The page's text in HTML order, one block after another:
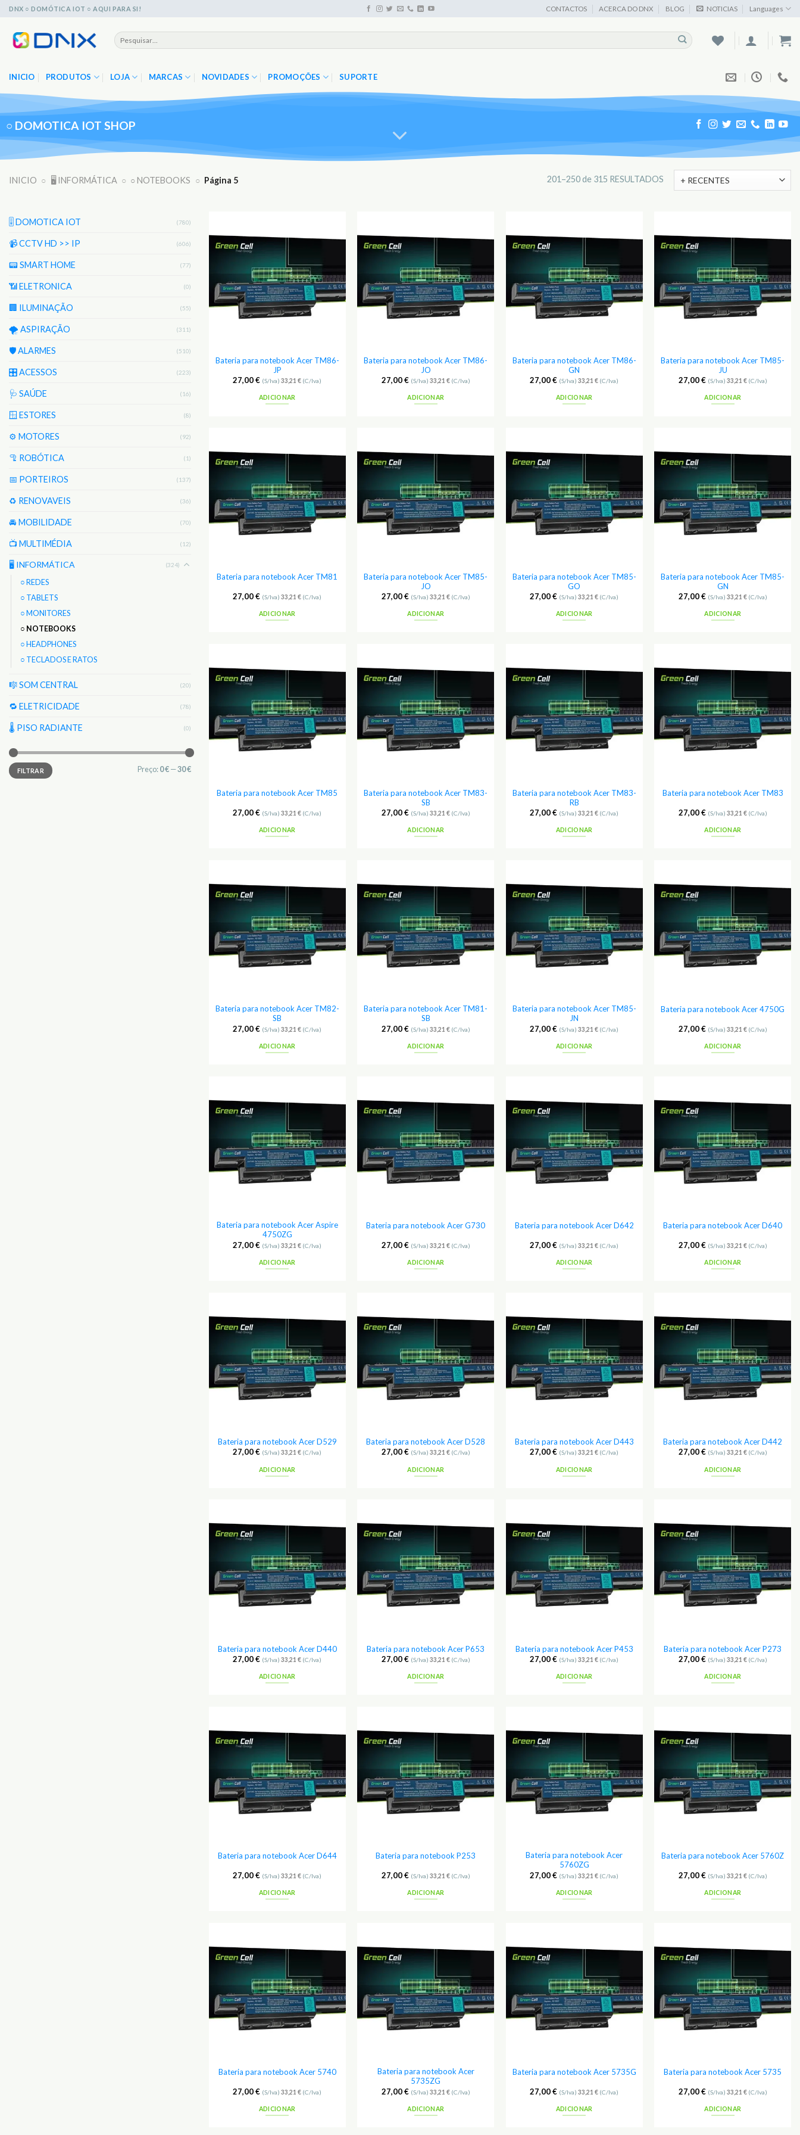
Skip
content
DNX ○ DOMÓTICA IOT ○ AQUI PARA SI! CONTACTOS ACERCA DO DNX BLOG NOTICIAS Languages
Pesquisar
por:
INICIO PRODUTOS LOJA MARCAS NOVIDADES PROMOÇÕES SUPORTE
○ DOMOTICA IOT SHOP
INICIO ○ 🖥️ INFORMÁTICA ○ ○ NOTEBOOKS ○ Página 5 201–250 de 315 RESULTADOS
🎚️ DOMOTICA IOT (780)
📹 CCTV HD >> IP (606)
📟 SMART HOME (77)
📶 ELETRONICA (0)
🏢 ILUMINAÇÃO (55)
🌪️ ASPIRAÇÃO (311)
🛡️ ALARMES (510)
🎛️ ACESSOS (223)
🩺 SAÚDE (16)
🪟 ESTORES (8)
⚙️ MOTORES (92)
🦿 ROBÓTICA (1)
📅 PORTEIROS (137)
♻️ RENOVAVEIS (36)
🚘 MOBILIDADE (70)
📺 MULTIMÉDIA (12)
🖥️ INFORMÁTICA (324)
○ REDES
○ TABLETS
○ MONITORES
○ NOTEBOOKS
○ HEADPHONES
○ TECLADOS E RATOS
🎼 SOM CENTRAL (20)
🔁 ELETRICIDADE (78)
🌡 PISO RADIANTE (0)
Preço
mínimo
Preço
máximo
FILTRAR Preço: 0 € —30 €
Adicionar
Bateria para notebook Acer TM86-
JP
27,00€ (S/Iva)33,21€ (C/Iva)
ADICIONAR
Adicionar
Bateria para notebook Acer TM86-
JO
27,00€ (S/Iva) 33,21 €(C/Iva)
ADICIONAR
Adicionar
Bateria para notebook Acer TM86-
GN
27,00€ (S/Iva)33,21€ (C/Iva)
ADICIONAR
Adicionar
Bateria para notebook Acer TM85-
JU
27,00€ (S/Iva) 33,21 €(C/Iva)
ADICIONAR
Adicionar
Bateria para notebook Acer TM81
27,00€ (S/Iva)33,21€ (C/Iva)
ADICIONAR
Adicionar
Bateria para notebook Acer TM85-
JO
27,00€ (S/Iva) 33,21 €(C/Iva)
ADICIONAR
Adicionar
Bateria para notebook Acer TM85-
GO
27,00€ (S/Iva)33,21€ (C/Iva)
ADICIONAR
Adicionar
Bateria para notebook Acer TM85-
GN
27,00€ (S/Iva) 33,21 €(C/Iva)
ADICIONAR
Adicionar
Bateria para notebook Acer TM85
27,00€ (S/Iva)33,21€ (C/Iva)
ADICIONAR
Adicionar
Bateria para notebook Acer TM83-
SB
27,00€ (S/Iva) 33,21 €(C/Iva)
ADICIONAR
Adicionar
Bateria para notebook Acer TM83-
RB
27,00€ (S/Iva)33,21€ (C/Iva)
ADICIONAR
Adicionar
Bateria para notebook Acer TM83
27,00€ (S/Iva) 33,21 €(C/Iva)
ADICIONAR
Adicionar
Bateria para notebook Acer TM82-
SB
27,00€ (S/Iva)33,21€ (C/Iva)
ADICIONAR
Adicionar
Bateria para notebook Acer TM81-
SB
27,00€ (S/Iva) 33,21 €(C/Iva)
ADICIONAR
Adicionar
Bateria para notebook Acer TM85-
JN
27,00€ (S/Iva)33,21€ (C/Iva)
ADICIONAR
Adicionar
Bateria para notebook Acer 4750G
27,00€ (S/Iva) 33,21 €(C/Iva)
ADICIONAR
Adicionar
Bateria para notebook Acer Aspire
4750ZG
27,00€ (S/Iva)33,21€ (C/Iva)
ADICIONAR
Adicionar
Bateria para notebook Acer G730
27,00€ (S/Iva) 33,21 €(C/Iva)
ADICIONAR
Adicionar
Bateria para notebook Acer D642
27,00€ (S/Iva)33,21€ (C/Iva)
ADICIONAR
Adicionar
Bateria para notebook Acer D640
27,00€ (S/Iva) 33,21 €(C/Iva)
ADICIONAR
Adicionar
Bateria para notebook Acer D529
27,00€ (S/Iva)33,21€ (C/Iva)
ADICIONAR
Adicionar
Bateria para notebook Acer D528
27,00€ (S/Iva) 33,21 €(C/Iva)
ADICIONAR
Adicionar
Bateria para notebook Acer D443
27,00€ (S/Iva)33,21€ (C/Iva)
ADICIONAR
Adicionar
Bateria para notebook Acer D442
27,00€ (S/Iva) 33,21 €(C/Iva)
ADICIONAR
Adicionar
Bateria para notebook Acer D440
27,00€ (S/Iva)33,21€ (C/Iva)
ADICIONAR
Adicionar
Bateria para notebook Acer P653
27,00€ (S/Iva) 33,21 €(C/Iva)
ADICIONAR
Adicionar
Bateria para notebook Acer P453
27,00€ (S/Iva)33,21€ (C/Iva)
ADICIONAR
Adicionar
Bateria para notebook Acer P273
27,00€ (S/Iva) 33,21 €(C/Iva)
ADICIONAR
Adicionar
Bateria para notebook Acer D644
27,00€ (S/Iva)33,21€ (C/Iva)
ADICIONAR
Adicionar
Bateria para notebook P253
27,00€ (S/Iva) 33,21 €(C/Iva)
ADICIONAR
Adicionar
Bateria para notebook Acer
5760ZG
27,00€ (S/Iva)33,21€ (C/Iva)
ADICIONAR
Adicionar
Bateria para notebook Acer 5760Z
27,00€ (S/Iva) 33,21 €(C/Iva)
ADICIONAR
Adicionar
Bateria para notebook Acer 5740
27,00€ (S/Iva)33,21€ (C/Iva)
ADICIONAR
Adicionar
Bateria para notebook Acer
5735ZG
27,00€ (S/Iva) 33,21 €(C/Iva)
ADICIONAR
Adicionar
Bateria para notebook Acer 5735G
27,00€ (S/Iva)33,21€ (C/Iva)
ADICIONAR
Adicionar
Bateria para notebook Acer 5735
27,00€ (S/Iva) 33,21 €(C/Iva)
ADICIONAR